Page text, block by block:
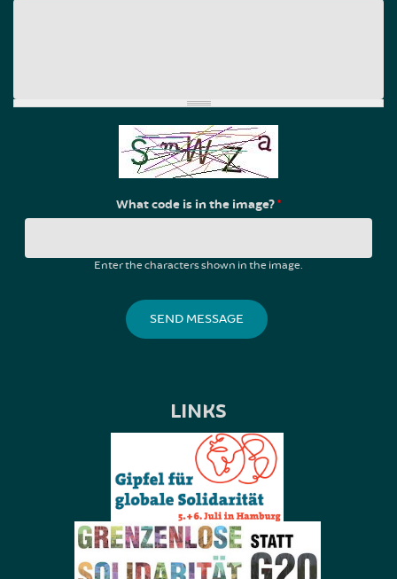
What code is in the image?*
Enter the characters shown in the image.
LINKS